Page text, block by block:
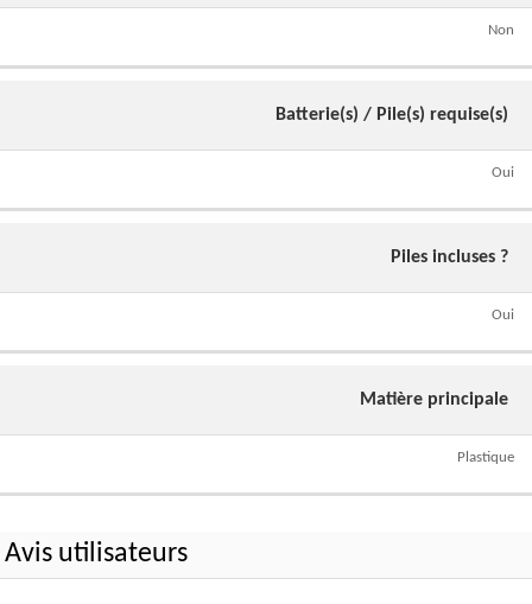
Non
Batterie(s) / Pile(s) requise(s)
Oui
Piles incluses ?
Oui
Matière principale
Plastique
Avis utilisateurs